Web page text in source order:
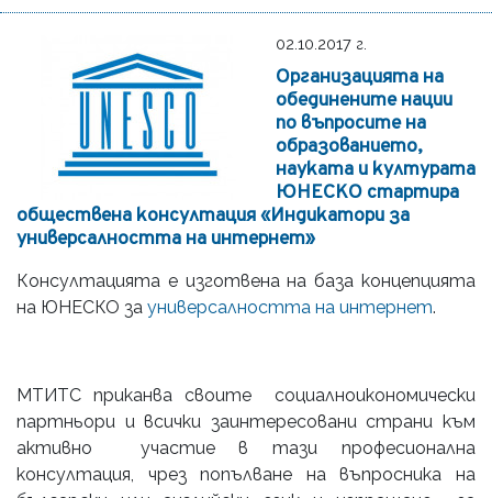
02.10.2017 г.
Организацията на
обединените нации
по въпросите на
образованието,
науката и културата
ЮНЕСКО стартира
обществена консултация «Индикатори за
универсалността на интернет»
Консултацията е изготвена на база концепцията
на ЮНЕСКО за универсалността на интернет.
МТИТС приканва своите социалноикономически
партньори и всички заинтересовани страни към
активно участие в тази професионална
консултация, чрез попълване на въпросника на